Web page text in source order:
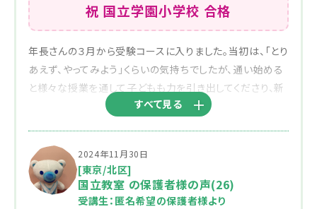
祝 国立学園小学校 合格
年長さんの３月から受験コースに入りました。当初は、「とり
あえず、やってみよう」くらいの気持ちでしたが、通い始める
と様々な授業を通して子どもも力を引き出してくださり、新
たな一面を知ることができ、「子どもの力が発揮できる学校
先生には志望校についても何度も何度も親身になって相
談に乗っていただき、ご助言いただきましたおかげでご縁を
感じる学校に入ることができました。
授業後の解説などからも、先生が子ども達に寄り添って
すべて見る
2024年11月30日
[東京/北区]
国立教室 の保護者様の声(26)
受講生：匿名希望の保護者様より